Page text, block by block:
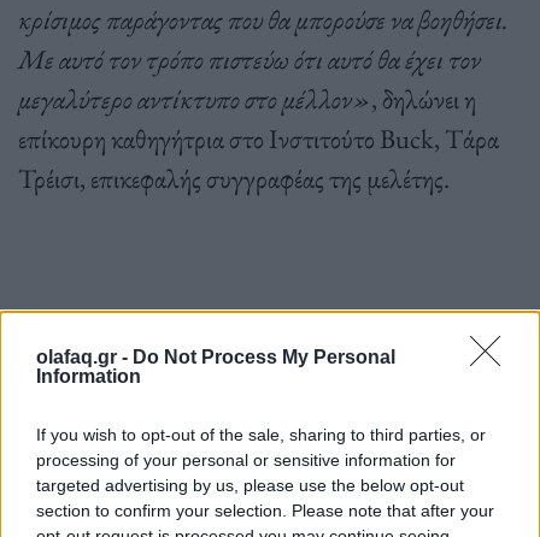
olafaq.gr - Do Not Process My Personal
Information
If you wish to opt-out of the sale, sharing to third parties, or
processing of your personal or sensitive information for
targeted advertising by us, please use the below opt-out
section to confirm your selection. Please note that after your
κρίσιμος παράγοντας που θα μπορούσε να βοηθήσει.
Με αυτό τον τρόπο πιστεύω ότι αυτό θα έχει τον
μεγαλύτερο αντίκτυπο στο μέλλον», δηλώνει η
επίκουρη καθηγήτρια στο Ινστιτούτο Buck, Τάρα
Τρέισι, επικεφαλής συγγραφέας της μελέτης.
Πηγή: ΑΠΕ-ΜΠΕ
Ακολουθήστε το OLAFAQ
στο Google News